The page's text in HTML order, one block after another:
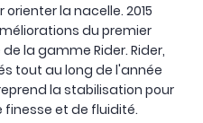
la nacelle. 2015
du premier
la gamme Rider. Rider,
tout au long de l'année
la stabilisation pour
finesse et de fluidité.